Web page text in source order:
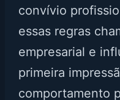
convívio
essas regras
empresarial e
primeira
comportamento